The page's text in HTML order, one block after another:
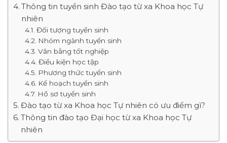
Thông tin tuyển sinh Đào tạo từ xa Khoa học Tự
nhiên
Đối tượng tuyển sinh
Nhóm ngành tuyển sinh
Văn bằng tốt nghiệp
Điều kiện học tập
Phương thức tuyển sinh
Kế hoạch tuyển sinh
Hồ sơ tuyển sinh
Đào tạo từ xa Khoa học Tự nhiên có ưu điểm gì?
Thông tin đào tạo Đại học từ xa Khoa học Tự
nhiên